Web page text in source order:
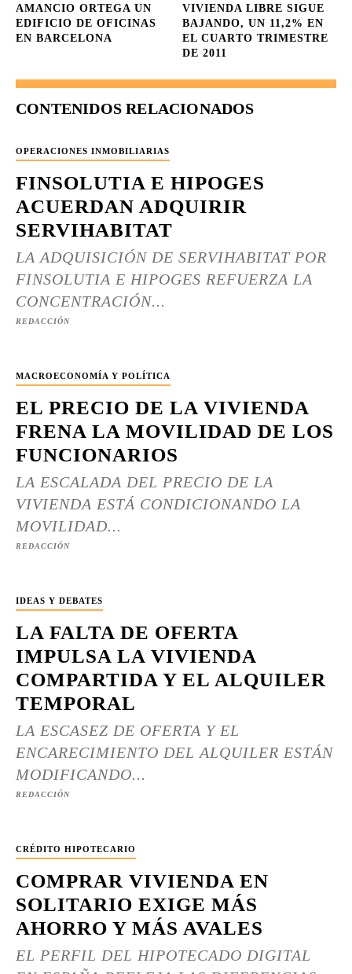
AMANCIO ORTEGA UN
EDIFICIO DE OFICINAS
EN BARCELONA
VIVIENDA LIBRE SIGUE
BAJANDO, UN 11,2% EN
EL CUARTO TRIMESTRE
DE 2011
CONTENIDOS RELACIONADOS
OPERACIONES INMOBILIARIAS
FINSOLUTIA E HIPOGES
ACUERDAN ADQUIRIR
SERVIHABITAT
LA ADQUISICIÓN DE SERVIHABITAT POR
FINSOLUTIA E HIPOGES REFUERZA LA
CONCENTRACIÓN...
REDACCIÓN
MACROECONOMÍA Y POLÍTICA
EL PRECIO DE LA VIVIENDA
FRENA LA MOVILIDAD DE LOS
FUNCIONARIOS
LA ESCALADA DEL PRECIO DE LA
VIVIENDA ESTÁ CONDICIONANDO LA
MOVILIDAD...
REDACCIÓN
IDEAS Y DEBATES
LA FALTA DE OFERTA
IMPULSA LA VIVIENDA
COMPARTIDA Y EL ALQUILER
TEMPORAL
LA ESCASEZ DE OFERTA Y EL
ENCARECIMIENTO DEL ALQUILER ESTÁN
MODIFICANDO...
REDACCIÓN
CRÉDITO HIPOTECARIO
COMPRAR VIVIENDA EN
SOLITARIO EXIGE MÁS
AHORRO Y MÁS AVALES
EL PERFIL DEL HIPOTECADO DIGITAL